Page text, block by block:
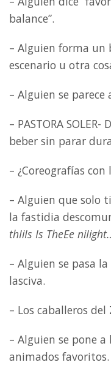
balance”.
– Alguien forma un
escenario u otra
– Alguien se parece
– PASTORA
beber sin parar
– ¿Coreografías con
– Alguien que solo
la fastidia
thIiIs Is TheEe
– Alguien se pasa
lasciva.
– Los caballeros
– Alguien se pone
animados favoritos.